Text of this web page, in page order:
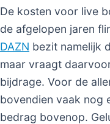
De kosten voor live
de afgelopen jaren
DAZN bezit namelijk
maar vraagt
bijdrage. Voor de
bovendien vaak nog
bedrag bovenop.